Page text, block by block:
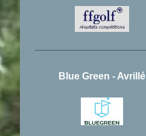
Blue Green - Avrillé